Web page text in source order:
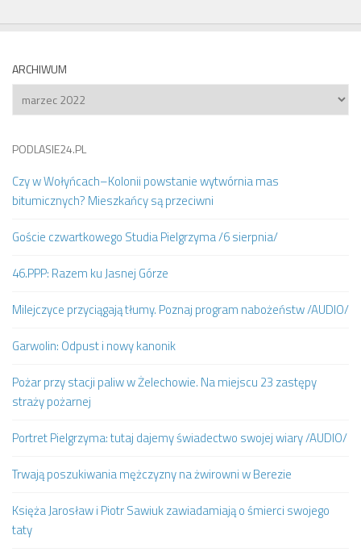
ARCHIWUM
Archiwum
PODLASIE24.PL
Czy w Wołyńcach–Kolonii powstanie wytwórnia mas
bitumicznych? Mieszkańcy są przeciwni
Goście czwartkowego Studia Pielgrzyma /6 sierpnia/
46.PPP: Razem ku Jasnej Górze
Milejczyce przyciągają tłumy. Poznaj program nabożeństw /AUDIO/
Garwolin: Odpust i nowy kanonik
Pożar przy stacji paliw w Żelechowie. Na miejscu 23 zastępy
straży pożarnej
Portret Pielgrzyma: tutaj dajemy świadectwo swojej wiary /AUDIO/
Trwają poszukiwania mężczyzny na żwirowni w Berezie
Księża Jarosław i Piotr Sawiuk zawiadamiają o śmierci swojego
taty